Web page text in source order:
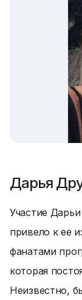
Дарья
Участие
привело к ее
фанатами
которая
Неизвестно,